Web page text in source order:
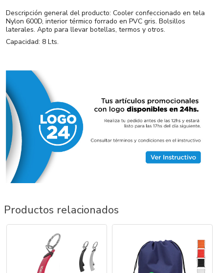
Descripción general del producto: Cooler confeccionado en tela
Nylon 600D, interior térmico forrado en PVC gris. Bolsillos
laterales. Apto para llevar botellas, termos y otros.
Capacidad: 8 Lts.
Productos relacionados